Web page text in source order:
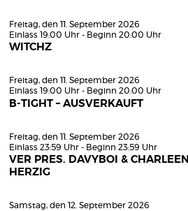
Freitag, den 11. September 2026
Einlass 19:00 Uhr - Beginn 20:00 Uhr
WITCHZ
Freitag, den 11. September 2026
Einlass 19:00 Uhr - Beginn 20:00 Uhr
B-TIGHT – AUSVERKAUFT
Freitag, den 11. September 2026
Einlass 23:59 Uhr - Beginn 23:59 Uhr
VER PRES. DAVYBOI & CHARLEEN
HERZIG
Samstag, den 12. September 2026